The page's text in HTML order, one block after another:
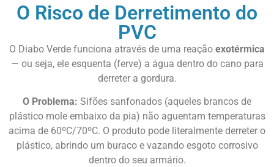
O Risco de Derretimento do
PVC
O Diabo Verde funciona através de uma reação exotérmica
— ou seja, ele esquenta (ferve) a água dentro do cano para
derreter a gordura.
O Problema: Sifões sanfonados (aqueles brancos de
plástico mole embaixo da pia) não aguentam temperaturas
acima de 60ºC/70ºC. O produto pode literalmente derreter o
plástico, abrindo um buraco e vazando esgoto corrosivo
dentro do seu armário.